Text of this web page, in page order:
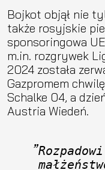
Bojkot objął nie
także rosyjskie
sponsoringowa
m.in. rozgrywek
2024 została
Gazpromem
Schalke 04, a
Austria Wiedeń.